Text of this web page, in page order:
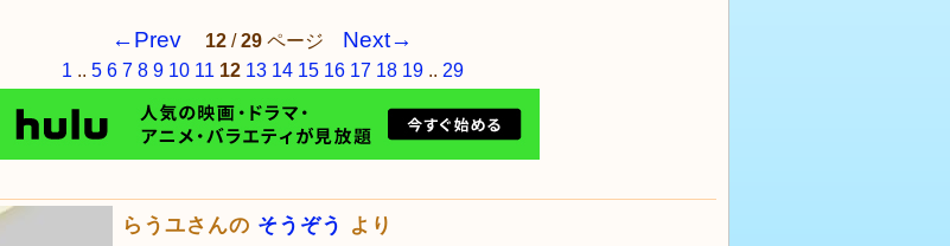
←Prev 12 /29 ページ Next→
1 .. 5 6 7 8 9 10 11 12 13 14 15 16 17 18 19.. 29
らうユさんの そうぞう より